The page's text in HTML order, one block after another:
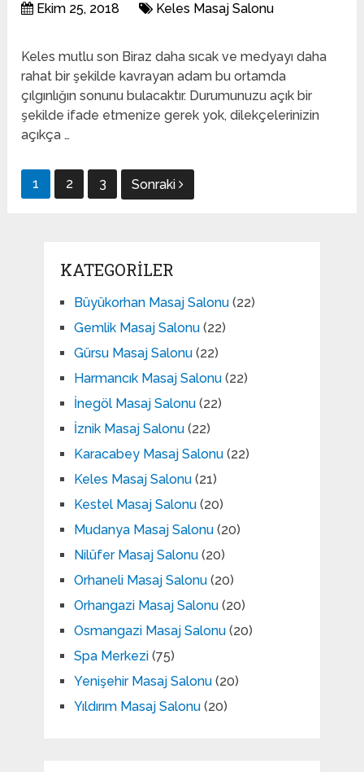
Ekim 25, 2018 Keles Masaj Salonu
Keles mutlu son Biraz daha sıcak ve medyayı daha
rahat bir şekilde kavrayan adam bu ortamda
çılgınlığın sonunu bulacaktır. Durumunuzu açık bir
şekilde ifade etmenize gerek yok, dilekçelerinizin
açıkça …
Yazı
1 2 3 Sonraki
KATEGORILER
Büyükorhan Masaj Salonu(22)
Gemlik Masaj Salonu(22)
Gürsu Masaj Salonu(22)
Harmancık Masaj Salonu(22)
İnegöl Masaj Salonu(22)
İznik Masaj Salonu(22)
Karacabey Masaj Salonu(22)
Keles Masaj Salonu(21)
Kestel Masaj Salonu(20)
Mudanya Masaj Salonu(20)
Nilüfer Masaj Salonu(20)
Orhaneli Masaj Salonu(20)
Orhangazi Masaj Salonu(20)
Osmangazi Masaj Salonu(20)
Spa Merkezi(75)
Yenişehir Masaj Salonu(20)
Yıldırım Masaj Salonu(20)